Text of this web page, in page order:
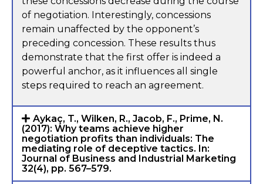
of negotiation. Interestingly, concessions
remain unaffected by the opponent’s
preceding concession. These results thus
demonstrate that the first offer is indeed a
powerful anchor, as it influences all single
steps required to reach an agreement.
Aykaç, T., Wilken, R., Jacob, F., Prime, N.
(2017): Why teams achieve higher
negotiation profits than individuals: The
mediating role of deceptive tactics. In:
Journal of Business and Industrial Marketing
32(4), pp. 567–579.